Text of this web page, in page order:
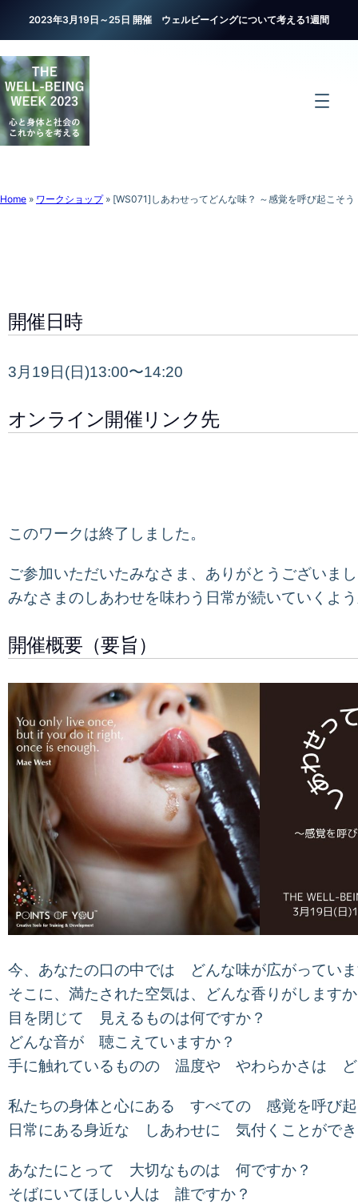
2023年3月19日～25日 開催 ウェルビーイングについて考える1週間
Home » ワークショップ » [WS071]しあわせってどんな味？ ～感覚を呼び起こそう
開催日時
3月19日(日)13:00〜14:20
オンライン開催リンク先
このワークは終了しました。
ご参加いただいたみなさま、ありがとうございま
みなさまのしあわせを味わう日常が続いていくよ
開催概要（要旨）
今、あなたの口の中では どんな味が広がってい
そこに、満たされた空気は、
どんな香りがします
目を閉じて 見えるものは何ですか？
どんな音が 聴こえていますか？
手に触れているものの 温度や やわらかさは ど
私たちの身体と心にある すべての 感覚を呼び
日常にある身近な しあわせに 気付くことができ
あなたにとって 大切なものは 何ですか？
そばにいてほしい人は 誰ですか？